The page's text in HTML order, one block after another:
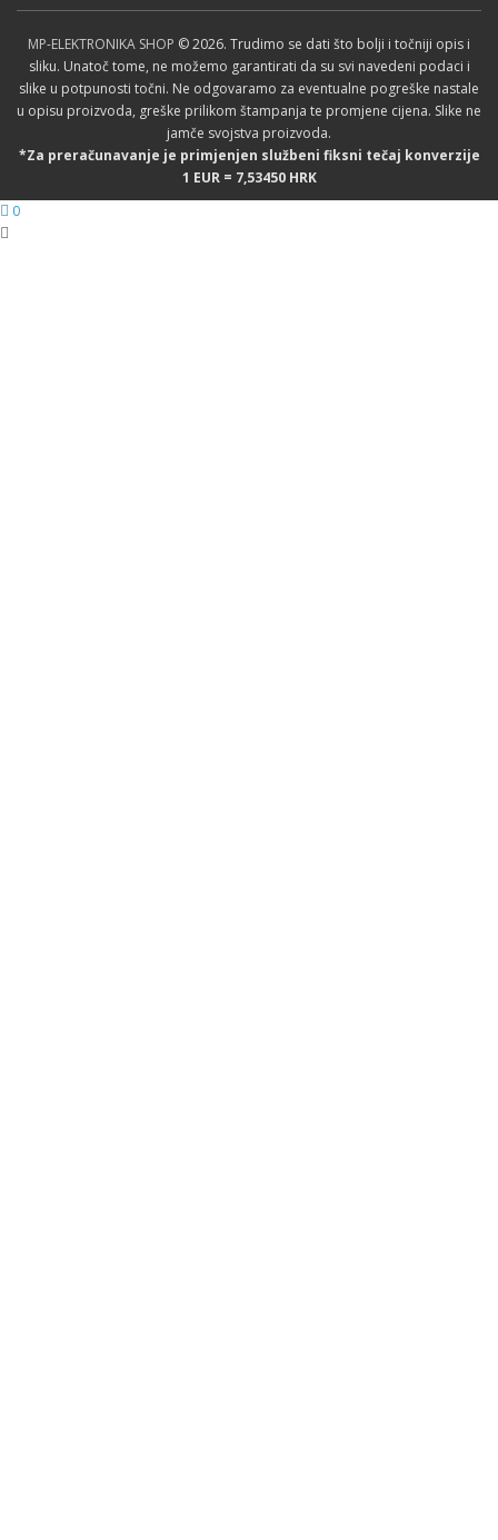
MP-ELEKTRONIKA SHOP © 2026. Trudimo se dati što bolji i točniji opis i
sliku. Unatoč tome, ne možemo garantirati da su svi navedeni podaci i
slike u potpunosti točni. Ne odgovaramo za eventualne pogreške nastale
u opisu proizvoda, greške prilikom štampanja te promjene cijena. Slike ne
jamče svojstva proizvoda.
*Za preračunavanje je primjenjen službeni fiksni tečaj konverzije
1 EUR = 7,53450 HRK
0